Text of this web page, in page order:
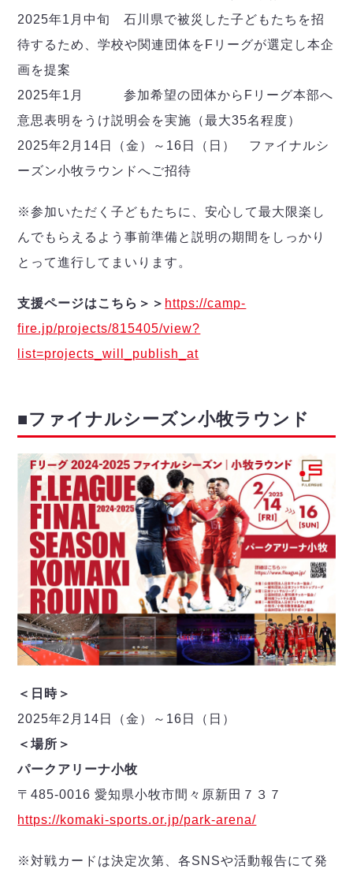
2025年1月中旬 石川県で被災した子どもたちを招
待するため、学校や関連団体をFリーグが選定し本企
画を提案
2025年1月 参加希望の団体からFリーグ本部へ
意思表明をうけ説明会を実施（最大35名程度）
2025年2月14日（金）～16日（日） ファイナルシ
ーズン小牧ラウンドへご招待
※参加いただく子どもたちに、安心して最大限楽し
んでもらえるよう事前準備と説明の期間をしっかり
とって進行してまいります。
支援ページはこちら＞＞ https://camp-
fire.jp/projects/815405/view?
list=projects_will_publish_at
■ファイナルシーズン小牧ラウンド
＜日時＞
2025年2月14日（金）～16日（日）
＜場所＞
パークアリーナ小牧
〒485-0016 愛知県小牧市間々原新田７３７
https://komaki-sports.or.jp/park-arena/
※対戦カードは決定次第、各SNSや活動報告にて発